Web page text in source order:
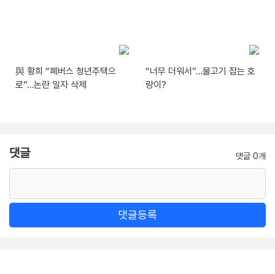
與 황희 “폐버스 청년주택으
로”…논란 일자 삭제
“너무 더워서”…물고기 잡는 호
랑이?
댓글 댓글 0개
댓글등록